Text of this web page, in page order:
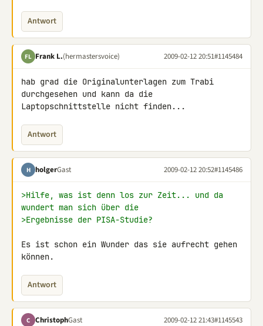
Antwort
FL Frank L.(hermastersvoice) 2009-02-12 20:51#1145484
hab grad die Originalunterlagen zum Trabi
durchgesehen und kann da die
Laptopschnittstelle nicht finden...
Antwort
H holgerGast 2009-02-12 20:52#1145486
>Hilfe, was ist denn los zur Zeit... und da
wundert man sich über die
>Ergebnisse der PISA-Studie?
Es ist schon ein Wunder das sie aufrecht gehen
können.
Antwort
C ChristophGast 2009-02-12 21:43#1145543